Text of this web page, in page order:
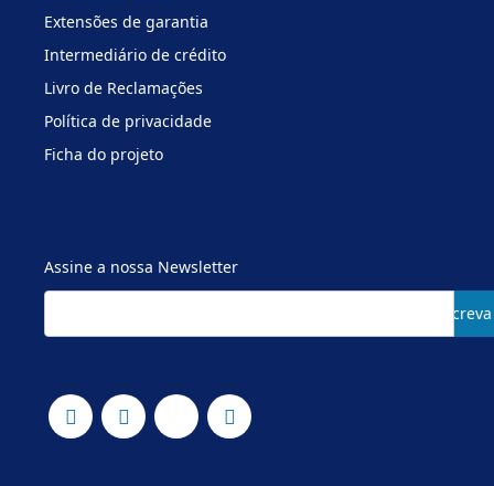
Extensões de garantia
Intermediário de crédito
Livro de Reclamações
Política de privacidade
Ficha do projeto
Assine a nossa Newsletter
Subscreva